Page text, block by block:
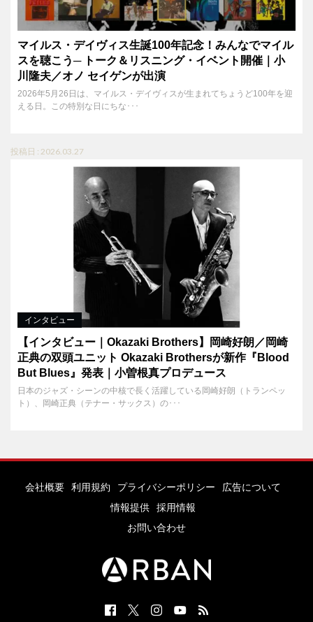
マイルス・デイヴィス生誕100年記念！みんなでマイル
スを聴こう─ トーク＆リスニング・イベント開催｜小
川隆夫／オノ セイゲンが出演
2026年5月26日は、マイルス・デイヴィスが生まれてちょうど100年を迎
える日。この特別な日にちな･･･
投稿日 : 2026.03.27
インタビュー
【インタビュー｜Okazaki Brothers】岡崎好朗／岡崎
正典の双頭ユニット Okazaki Brothersが新作『Blood
But Blues』発表｜小曽根真プロデュース
日本のジャズ・シーンの中核で長く活躍している岡崎好朗（トランペッ
ト）、岡崎正典（テナー・サックス）の･･･
会社概要 利用規約 プライバシーポリシー
広告について
情報提供
採用情報
お問い合わせ